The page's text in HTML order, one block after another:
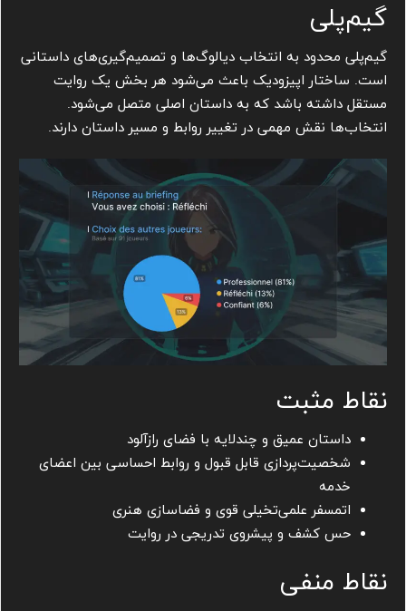
گیم‌پلی
گیم‌پلی محدود به انتخاب دیالوگ‌ها و تصمیم‌گیری‌های داستانی
است. ساختار اپیزودیک باعث می‌شود هر بخش یک روایت
مستقل داشته باشد که به داستان اصلی متصل می‌شود.
انتخاب‌ها نقش مهمی در تغییر روابط و مسیر داستان دارند.
نقاط مثبت
داستان عمیق و چندلایه با فضای رازآلود
شخصیت‌پردازی قابل قبول و روابط احساسی بین اعضای
خدمه
اتمسفر علمی‌تخیلی قوی و فضاسازی هنری
حس کشف و پیشروی تدریجی در روایت
نقاط منفی